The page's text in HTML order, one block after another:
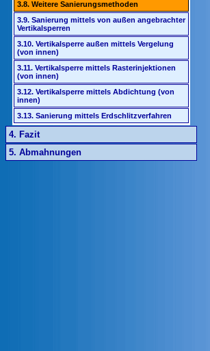
3.8. Weitere Sanierungsmethoden
3.9. Sanierung mittels von außen angebrachter
Vertikalsperren
3.10. Vertikalsperre außen mittels Vergelung
(von innen)
3.11. Vertikalsperre mittels Rasterinjektionen
(von innen)
3.12. Vertikalsperre mittels Abdichtung (von
innen)
3.13. Sanierung mittels Erdschlitzverfahren
4. Fazit
5. Abmahnungen